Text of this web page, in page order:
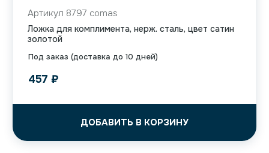
Под заказ (доставка до 10 дней)
Артикул 8797 comas
Ложка для комплимента, нерж. сталь, цвет сатин
золотой
457 ₽
ДОБАВИТЬ В КОРЗИНУ